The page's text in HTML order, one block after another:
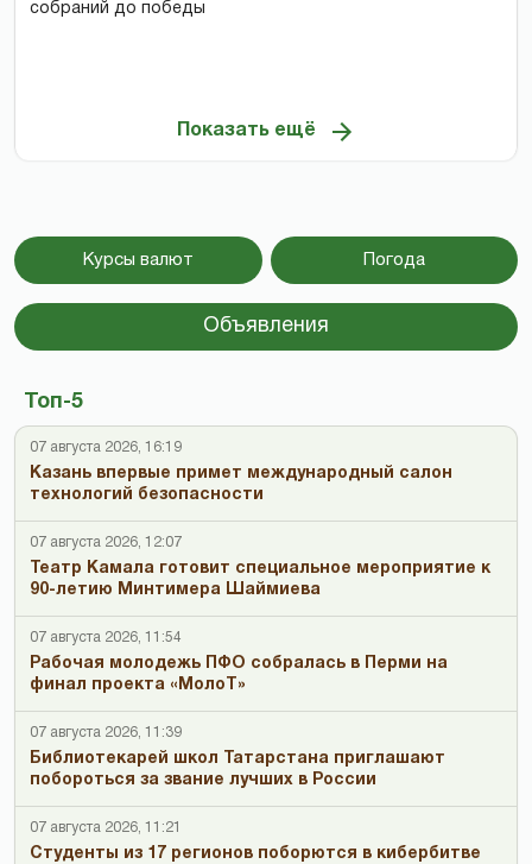
собраний до победы
Показать ещё
Курсы валют Погода
Объявления
Топ-5
07 августа 2026, 16:19
Казань впервые примет международный салон
технологий безопасности
07 августа 2026, 12:07
Театр Камала готовит специальное мероприятие к
90-летию Минтимера Шаймиева
07 августа 2026, 11:54
Рабочая молодежь ПФО собралась в Перми на
финал проекта «МолоТ»
07 августа 2026, 11:39
Библиотекарей школ Татарстана приглашают
побороться за звание лучших в России
07 августа 2026, 11:21
Студенты из 17 регионов поборются в кибербитве